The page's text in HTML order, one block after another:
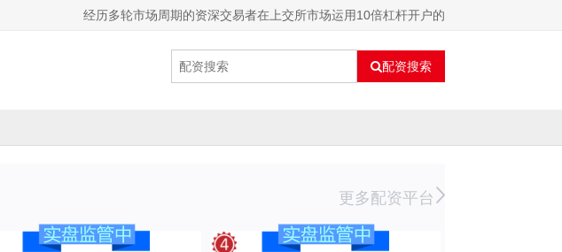
经历多轮市场周期的资深交易者在上交所市场运用10倍杠杆开户的
配资搜索
更多配资平台